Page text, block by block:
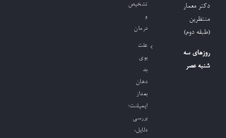
دکتر معمار
منتظرین
(طبقه دوم)
روزهای سه
شنبه عصر
تشخیص
و
درمان
علت
بوی
بد
دهان
بعداز
ایمپلنت؛
بررسی
دلایل،